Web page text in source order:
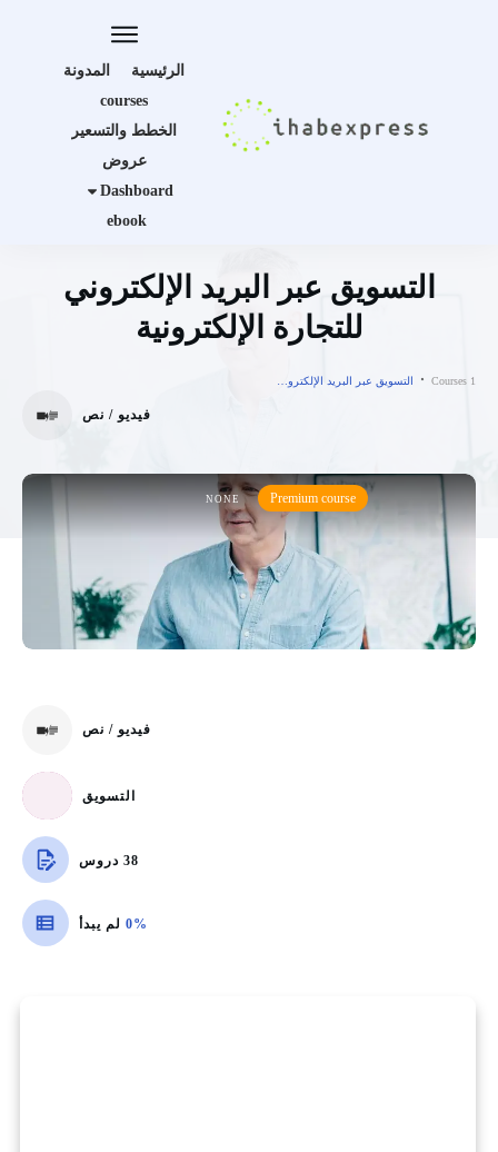
الرئيسية
المدونة
courses
الخطط والتسعير
عروض
Dashboard
ebook
التسويق عبر البريد الإلكتروني
للتجارة الإلكترونية
Courses 1 التسويق عبر البريد الإلكتروني للتجارة الإلكترونية
فيديو / نص
Premium course
NONE
فيديو / نص
التسويق
38 دروس
0% لم يبدأ